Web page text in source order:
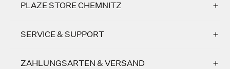
PLAZE STORE CHEMNITZ
SERVICE & SUPPORT
ZAHLUNGSARTEN & VERSAND